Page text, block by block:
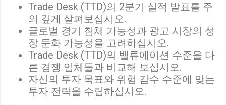
Trade Desk (TTD)의 2분기 실적 발표를 주
의 깊게 살펴보십시오.
글로벌 경기 침체 가능성과 광고 시장의 성
장 둔화 가능성을 고려하십시오.
Trade Desk (TTD)의 밸류에이션 수준을 다
른 경쟁 업체들과 비교해 보십시오.
자신의 투자 목표와 위험 감수 수준에 맞는
투자 전략을 수립하십시오.